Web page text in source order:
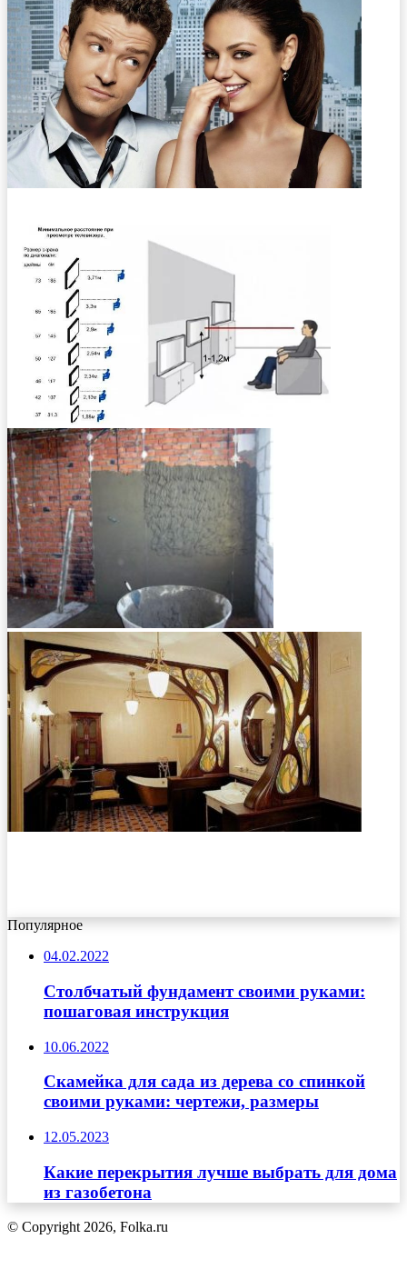
Популярное
04.02.2022
Столбчатый фундамент своими руками:
пошаговая инструкция
10.06.2022
Скамейка для сада из дерева со спинкой
своими руками: чертежи, размеры
12.05.2023
Какие перекрытия лучше выбрать для дома
из газобетона
© Copyright 2026, Folka.ru